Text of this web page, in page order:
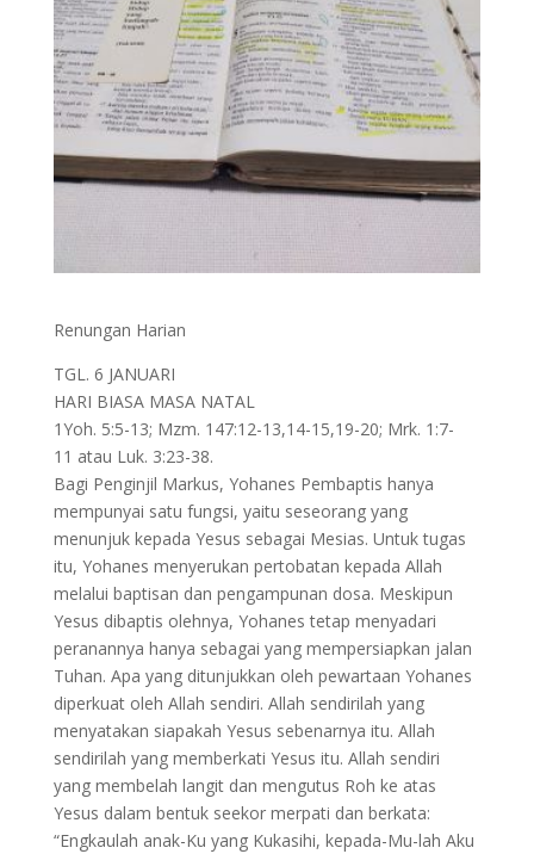
Renungan Harian
TGL. 6 JANUARI
HARI BIASA MASA NATAL
1Yoh. 5:5-13; Mzm. 147:12-13,14-15,19-20; Mrk. 1:7-
11 atau Luk. 3:23-38.
Bagi Penginjil Markus, Yohanes Pembaptis hanya
mempunyai satu fungsi, yaitu seseorang yang
menunjuk kepada Yesus sebagai Mesias. Untuk tugas
itu, Yohanes menyerukan pertobatan kepada Allah
melalui baptisan dan pengampunan dosa. Meskipun
Yesus dibaptis olehnya, Yohanes tetap menyadari
peranannya hanya sebagai yang mempersiapkan jalan
Tuhan. Apa yang ditunjukkan oleh pewartaan Yohanes
diperkuat oleh Allah sendiri. Allah sendirilah yang
menyatakan siapakah Yesus sebenarnya itu. Allah
sendirilah yang memberkati Yesus itu. Allah sendiri
yang membelah langit dan mengutus Roh ke atas
Yesus dalam bentuk seekor merpati dan berkata:
“Engkaulah anak-Ku yang Kukasihi, kepada-Mu-lah Aku